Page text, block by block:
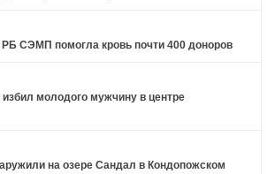
СЭМП помогла кровь почти 400 доноров
молодого мужчину в центре
на озере Сандал в Кондопожском